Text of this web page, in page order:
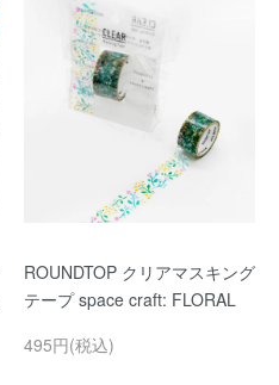
ROUNDTOP クリアマスキング
テープ space craft: FLORAL
495円(税込)